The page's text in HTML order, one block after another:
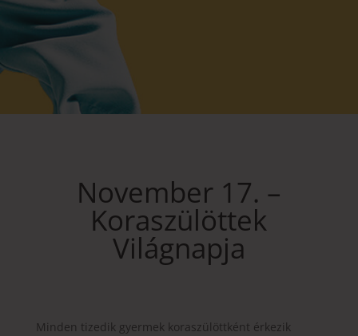
November 17. –
Koraszülöttek
Világnapja
Minden tizedik gyermek koraszülöttként érkezik